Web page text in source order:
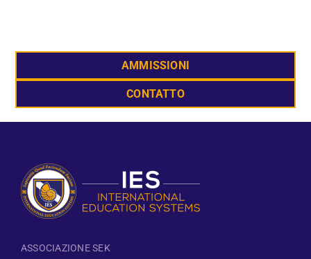
AMMISSIONI
CONTATTO
ASSOCIAZIONE SEK